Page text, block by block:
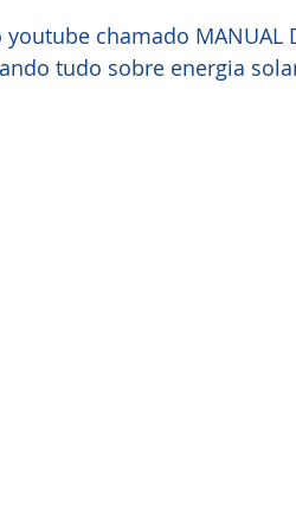
chamado MANUAL
tudo sobre energia